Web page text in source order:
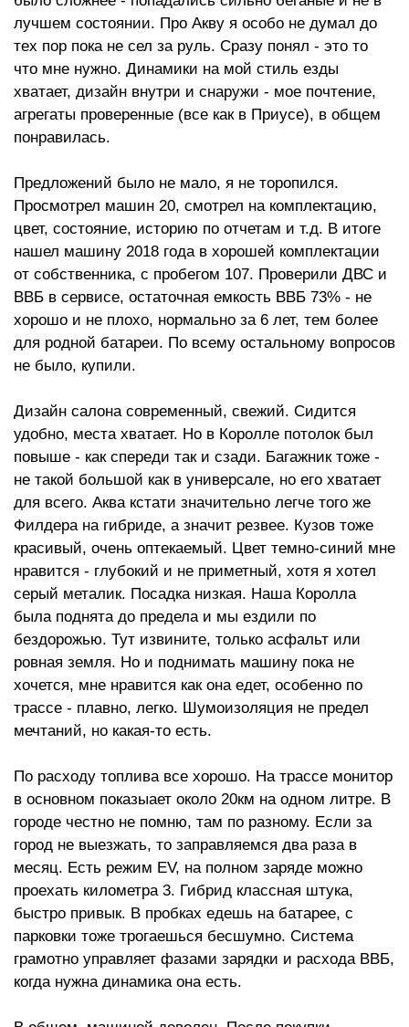
лучшем состоянии. Про Акву я особо не думал до
тех пор пока не сел за руль. Сразу понял - это то
что мне нужно. Динамики на мой стиль езды
хватает, дизайн внутри и снаружи - мое почтение,
агрегаты проверенные (все как в Приусе), в общем
понравилась.
Предложений было не мало, я не торопился.
Просмотрел машин 20, смотрел на комплектацию,
цвет, состояние, историю по отчетам и т.д. В итоге
нашел машину 2018 года в хорошей комплектации
от собственника, с пробегом 107. Проверили ДВС и
ВВБ в сервисе, остаточная емкость ВВБ 73% - не
хорошо и не плохо, нормально за 6 лет, тем более
для родной батареи. По всему остальному вопросов
не было, купили.
Дизайн салона современный, свежий. Сидится
удобно, места хватает. Но в Королле потолок был
повыше - как спереди так и сзади. Багажник тоже -
не такой большой как в универсале, но его хватает
для всего. Аква кстати значительно легче того же
Филдера на гибриде, а значит резвее. Кузов тоже
красивый, очень оптекаемый. Цвет темно-синий мне
нравится - глубокий и не приметный, хотя я хотел
серый металик. Посадка низкая. Наша Королла
была поднята до предела и мы ездили по
бездорожью. Тут извините, только асфальт или
ровная земля. Но и поднимать машину пока не
хочется, мне нравится как она едет, особенно по
трассе - плавно, легко. Шумоизоляция не предел
мечтаний, но какая-то есть.
По расходу топлива все хорошо. На трассе монитор
в основном показыает около 20км на одном литре. В
городе честно не помню, там по разному. Если за
город не выезжать, то заправляемся два раза в
месяц. Есть режим EV, на полном заряде можно
проехать километра 3. Гибрид классная штука,
быстро привык. В пробках едешь на батарее, с
парковки тоже трогаешься бесшумно. Система
грамотно управляет фазами зарядки и расхода ВВБ,
когда нужна динамика она есть.